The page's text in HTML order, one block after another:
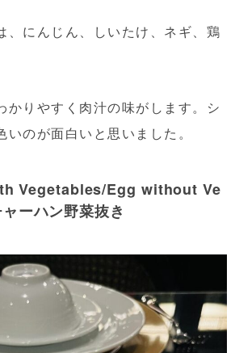
、にんじん、しいたけ、ネギ、鶏
かりやすく肉汁の味がします。シ
のが面白いと思いました。
Vegetables/Egg without Ve
ーハン野菜抜き